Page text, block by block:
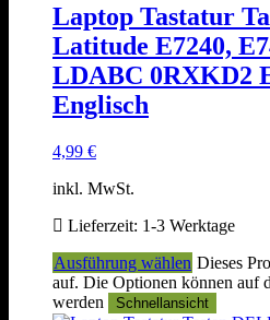
Laptop Tastatur
Latitude E7240,
LDABC 0RXKD2
Englisch
4,99 €
inkl. MwSt.
Lieferzeit: 1-3 Werktage
Ausführung wählen Dieses
auf. Die Optionen können auf
werden
Schnellansicht